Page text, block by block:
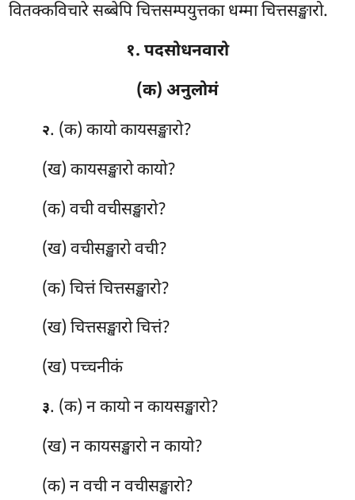
वितक्कविचारे सब्बेपि चित्तसम्पयुत्तका धम्मा चित्तसङ्खारो.
१. पदसोधनवारो
(क) अनुलोमं
२. (क) कायोकायसङ्खारो?
(ख) कायसङ्खारो कायो?
(क) वची वचीसङ्खारो?
(ख) वचीसङ्खारो वची?
(क) चित्तं चित्तसङ्खारो?
(ख) चित्तसङ्खारो चित्तं?
(ख) पच्चनीकं
३. (क) न कायो न कायसङ्खारो?
(ख) न कायसङ्खारो न कायो?
(क) न वची न वचीसङ्खारो?